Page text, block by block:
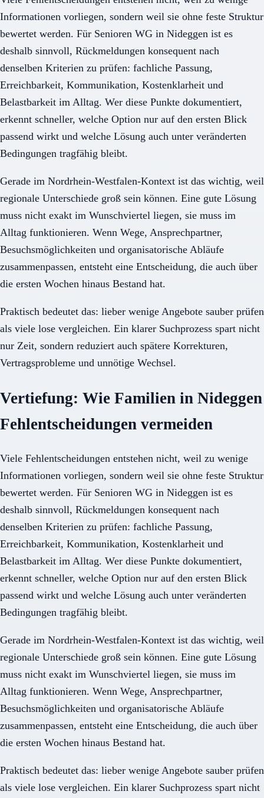
Informationen vorliegen, sondern weil sie ohne feste Struktur
bewertet werden. Für Senioren WG in Nideggen ist es
deshalb sinnvoll, Rückmeldungen konsequent nach
denselben Kriterien zu prüfen: fachliche Passung,
Erreichbarkeit, Kommunikation, Kostenklarheit und
Belastbarkeit im Alltag. Wer diese Punkte dokumentiert,
erkennt schneller, welche Option nur auf den ersten Blick
passend wirkt und welche Lösung auch unter veränderten
Bedingungen tragfähig bleibt.
Gerade im Nordrhein-Westfalen-Kontext ist das wichtig, weil
regionale Unterschiede groß sein können. Eine gute Lösung
muss nicht exakt im Wunschviertel liegen, sie muss im
Alltag funktionieren. Wenn Wege, Ansprechpartner,
Besuchsmöglichkeiten und organisatorische Abläufe
zusammenpassen, entsteht eine Entscheidung, die auch über
die ersten Wochen hinaus Bestand hat.
Praktisch bedeutet das: lieber wenige Angebote sauber prüfen
als viele lose vergleichen. Ein klarer Suchprozess spart nicht
nur Zeit, sondern reduziert auch spätere Korrekturen,
Vertragsprobleme und unnötige Wechsel.
Vertiefung: Wie Familien in Nideggen
Fehlentscheidungen vermeiden
Viele Fehlentscheidungen entstehen nicht, weil zu wenige
Informationen vorliegen, sondern weil sie ohne feste Struktur
bewertet werden. Für Senioren WG in Nideggen ist es
deshalb sinnvoll, Rückmeldungen konsequent nach
denselben Kriterien zu prüfen: fachliche Passung,
Erreichbarkeit, Kommunikation, Kostenklarheit und
Belastbarkeit im Alltag. Wer diese Punkte dokumentiert,
erkennt schneller, welche Option nur auf den ersten Blick
passend wirkt und welche Lösung auch unter veränderten
Bedingungen tragfähig bleibt.
Gerade im Nordrhein-Westfalen-Kontext ist das wichtig, weil
regionale Unterschiede groß sein können. Eine gute Lösung
muss nicht exakt im Wunschviertel liegen, sie muss im
Alltag funktionieren. Wenn Wege, Ansprechpartner,
Besuchsmöglichkeiten und organisatorische Abläufe
zusammenpassen, entsteht eine Entscheidung, die auch über
die ersten Wochen hinaus Bestand hat.
Praktisch bedeutet das: lieber wenige Angebote sauber prüfen
als viele lose vergleichen. Ein klarer Suchprozess spart nicht